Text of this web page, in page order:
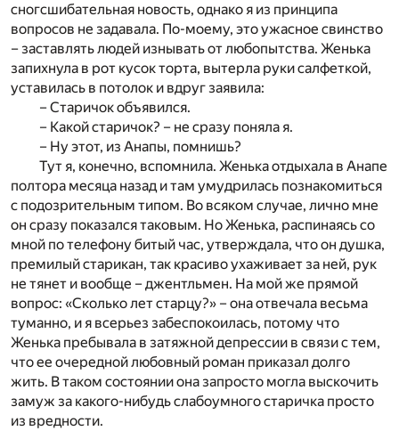
сногсшибательная новость, однако я из принципа
вопросов не задавала. По-моему, это ужасное свинство
– заставлять людей изнывать от любопытства. Женька
запихнула в рот кусок торта, вытерла руки салфеткой,
уставилась в потолок и вдруг заявила:
– Старичок объявился.
– Какой старичок? – не сразу поняла я.
– Ну этот, из Анапы, помнишь?
Тут я, конечно, вспомнила. Женька отдыхала в Анапе
полтора месяца назад и там умудрилась познакомиться
с подозрительным типом. Во всяком случае, лично мне
он сразу показался таковым. Но Женька, распинаясь со
мной по телефону битый час, утверждала, что он душка,
премилый старикан, так красиво ухаживает за ней, рук
не тянет и вообще – джентльмен. На мой же прямой
вопрос: «Сколько лет старцу?» – она отвечала весьма
туманно, и я всерьез забеспокоилась, потому что
Женька пребывала в затяжной депрессии в связи с тем,
что ее очередной любовный роман приказал долго
жить. В таком состоянии она запросто могла выскочить
замуж за какого-нибудь слабоумного старичка просто
из вредности.